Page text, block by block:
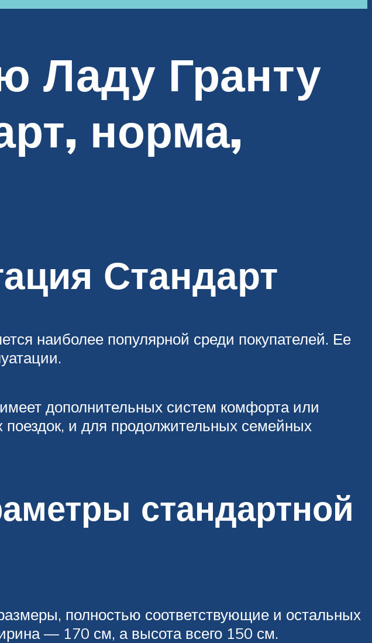
Ладу Гранту
норма,
Стандарт
наиболее популярной среди покупателей. Ее
дополнительных систем комфорта или
и для продолжительных семейных
стандартной
полностью соответствующие и остальных
— 170 см, а высота всего 150 см.